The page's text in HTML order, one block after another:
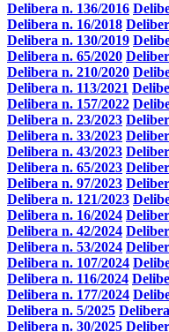
Delibera n. 136/2016
Delibera n. 16/2018
Delibera n. 130/2019
Delibera n. 65/2020
Delibera n. 210/2020
Delibera n. 113/2021
Delibera n. 157/2022
Delibera n. 23/2023
Delibera n. 33/2023
Delibera n. 43/2023
Delibera n. 65/2023
Delibera n. 97/2023
Delibera n. 121/2023
Delibera n. 16/2024
Delibera n. 42/2024
Delibera n. 53/2024
Delibera n. 107/2024
Delibera n. 116/2024
Delibera n. 177/2024
Delibera n. 5/2025
Delibera n. 30/2025